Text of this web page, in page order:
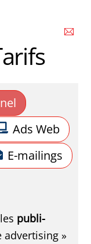
Ads Web
E-mailings
publi-
advertising »